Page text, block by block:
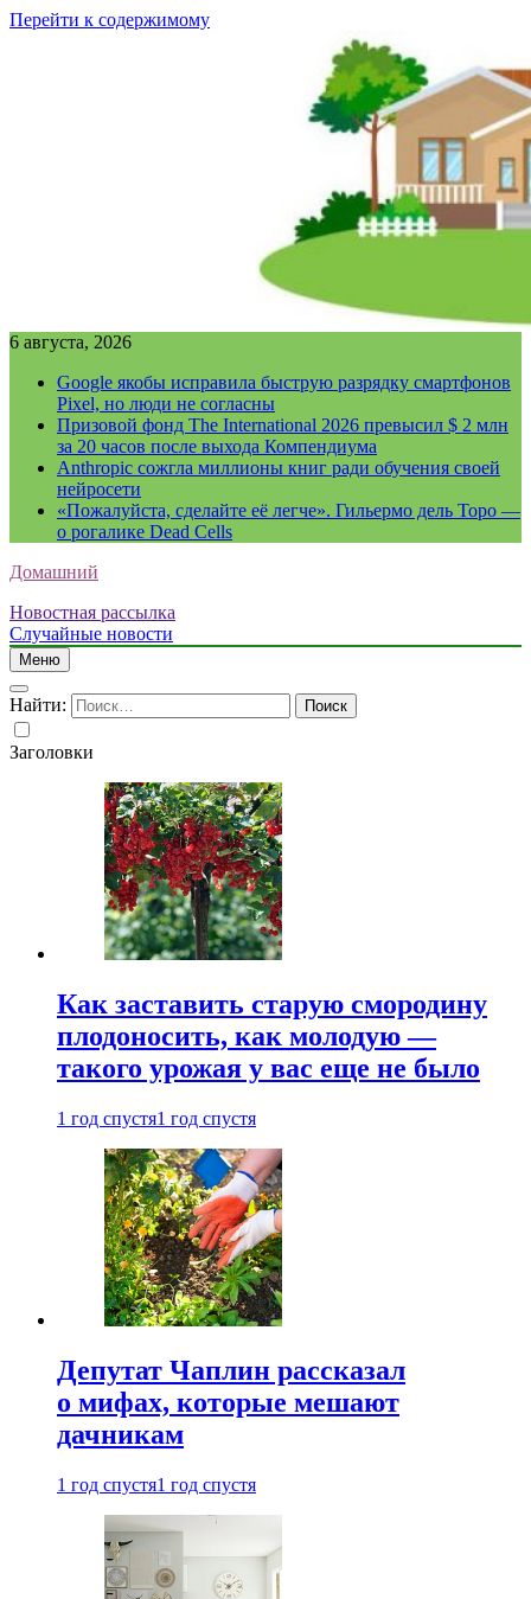
Перейти к содержимому
6 августа, 2026
Google якобы исправила быструю разрядку смартфонов
Pixel, но люди не согласны
Призовой фонд The International 2026 превысил $ 2 млн
за 20 часов после выхода Компендиума
Anthropic сожгла миллионы книг ради обучения своей
нейросети
«Пожалуйста, сделайте её легче». Гильермо дель Торо —
о рогалике Dead Cells
Домашний
Новостная рассылка
Случайные новости
Меню
Найти:
Заголовки
Как заставить старую смородину
плодоносить, как молодую —
такого урожая у вас еще не было
1 год спустя1 год спустя
Депутат Чаплин рассказал
о мифах, которые мешают
дачникам
1 год спустя1 год спустя